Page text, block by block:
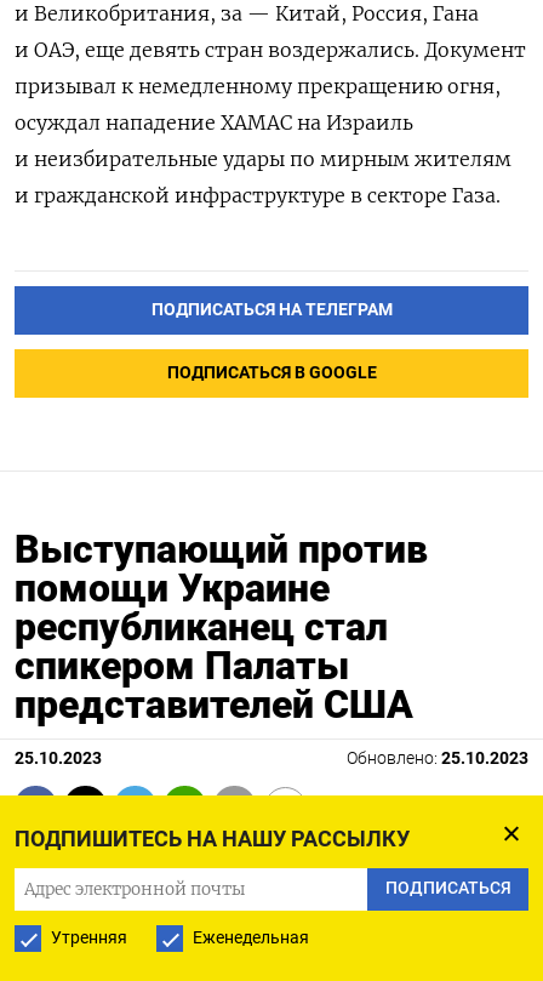
ПОДПИШИТЕСЬ НА НАШУ РАССЫЛКУ
ПОДПИСАТЬСЯ
Утренняя Еженедельная
и Великобритания, за — Китай, Россия, Гана
и ОАЭ, еще девять стран воздержались. Документ
призывал к немедленному прекращению огня,
осуждал нападение ХАМАС на Израиль
и неизбирательные удары по мирным жителям
и гражданской инфраструктуре в секторе Газа.
ПОДПИСАТЬСЯ НА ТЕЛЕГРАМ
ПОДПИСАТЬСЯ В GOOGLE
Выступающий против
помощи Украине
республиканец стал
спикером Палаты
представителей США
25.10.2023 Обновлено: 25.10.2023